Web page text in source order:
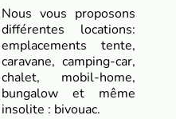
Nous vous proposons
différentes locations:
emplacements tente,
caravane, camping-car,
chalet, mobil-home,
bungalow et même
insolite : bivouac.